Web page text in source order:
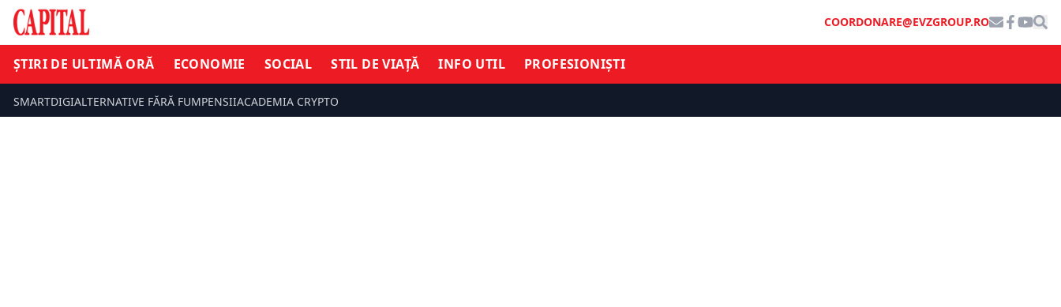
COORDONARE@EVZGROUP.RO
ȘTIRI DE ULTIMĂ ORĂ ECONOMIE SOCIAL STIL DE VIAȚĂ INFO UTIL PROFESIONIȘTI
SMARTDIGIALTERNATIVE FĂRĂ FUMPENSIIACADEMIA CRYPTO